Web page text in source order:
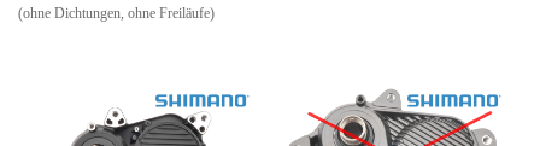
(ohne Dichtungen, ohne Freiläufe)